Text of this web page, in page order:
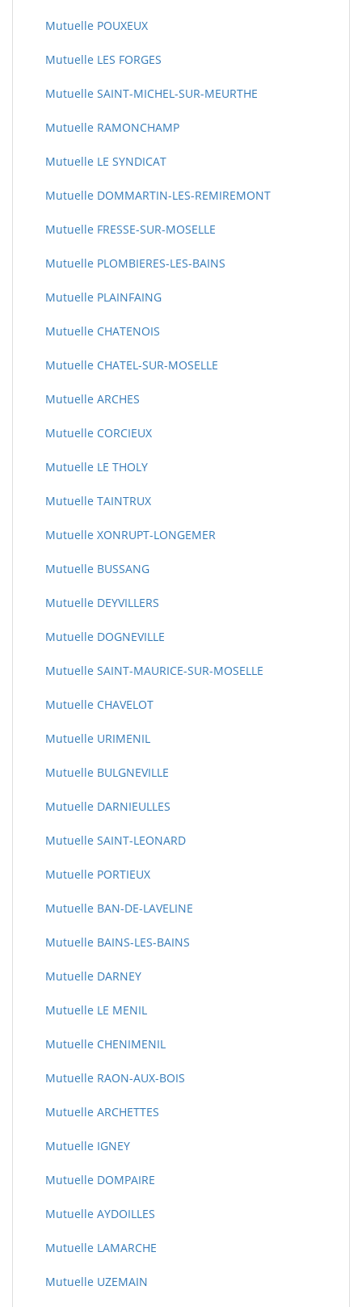
Mutuelle POUXEUX
Mutuelle LES FORGES
Mutuelle SAINT-MICHEL-SUR-MEURTHE
Mutuelle RAMONCHAMP
Mutuelle LE SYNDICAT
Mutuelle DOMMARTIN-LES-REMIREMONT
Mutuelle FRESSE-SUR-MOSELLE
Mutuelle PLOMBIERES-LES-BAINS
Mutuelle PLAINFAING
Mutuelle CHATENOIS
Mutuelle CHATEL-SUR-MOSELLE
Mutuelle ARCHES
Mutuelle CORCIEUX
Mutuelle LE THOLY
Mutuelle TAINTRUX
Mutuelle XONRUPT-LONGEMER
Mutuelle BUSSANG
Mutuelle DEYVILLERS
Mutuelle DOGNEVILLE
Mutuelle SAINT-MAURICE-SUR-MOSELLE
Mutuelle CHAVELOT
Mutuelle URIMENIL
Mutuelle BULGNEVILLE
Mutuelle DARNIEULLES
Mutuelle SAINT-LEONARD
Mutuelle PORTIEUX
Mutuelle BAN-DE-LAVELINE
Mutuelle BAINS-LES-BAINS
Mutuelle DARNEY
Mutuelle LE MENIL
Mutuelle CHENIMENIL
Mutuelle RAON-AUX-BOIS
Mutuelle ARCHETTES
Mutuelle IGNEY
Mutuelle DOMPAIRE
Mutuelle AYDOILLES
Mutuelle LAMARCHE
Mutuelle UZEMAIN